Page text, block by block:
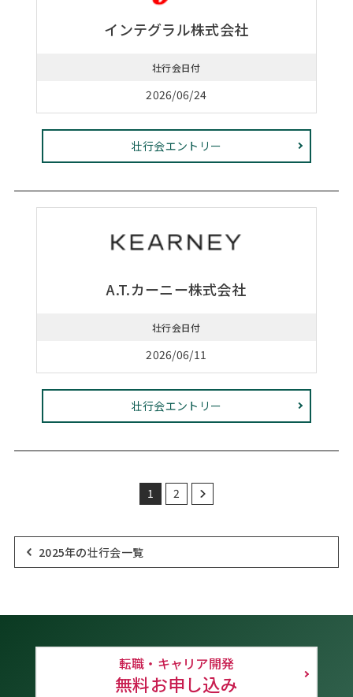
インテグラル株式会社
壮行会日付
2026/06/24
壮行会エントリー
A.T.カーニー株式会社
壮行会日付
2026/06/11
壮行会エントリー
1 2
2025年の壮行会一覧
転職・キャリア開発
無料お申し込み